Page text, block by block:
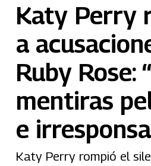
Katy Perry
a
Ruby Rose:
mentiras
e
Katy Perry rompió el